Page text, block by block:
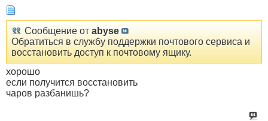
Сообщение от abyse
Обратиться в службу поддержки почтового сервиса и
восстановить доступ к почтовому ящику.
хорошо
если получится восстановить
чаров разбанишь?